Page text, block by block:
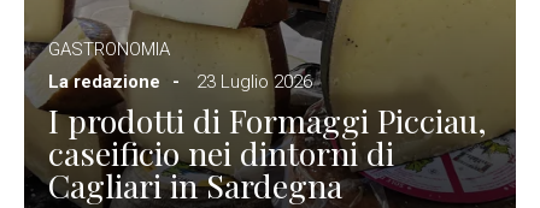
GASTRONOMIA
La redazione
23 Luglio 2026
I prodotti di Formaggi Picciau,
caseificio nei dintorni di
Cagliari in Sardegna